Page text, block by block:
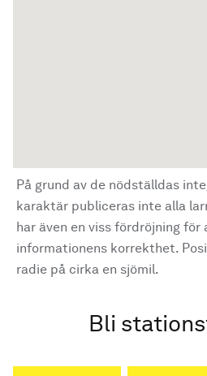
På grund av de nödställdas
karaktär publiceras inte alla
har även en viss fördröjning
informationens korrekthet.
radie på cirka en sjömil.
Bli